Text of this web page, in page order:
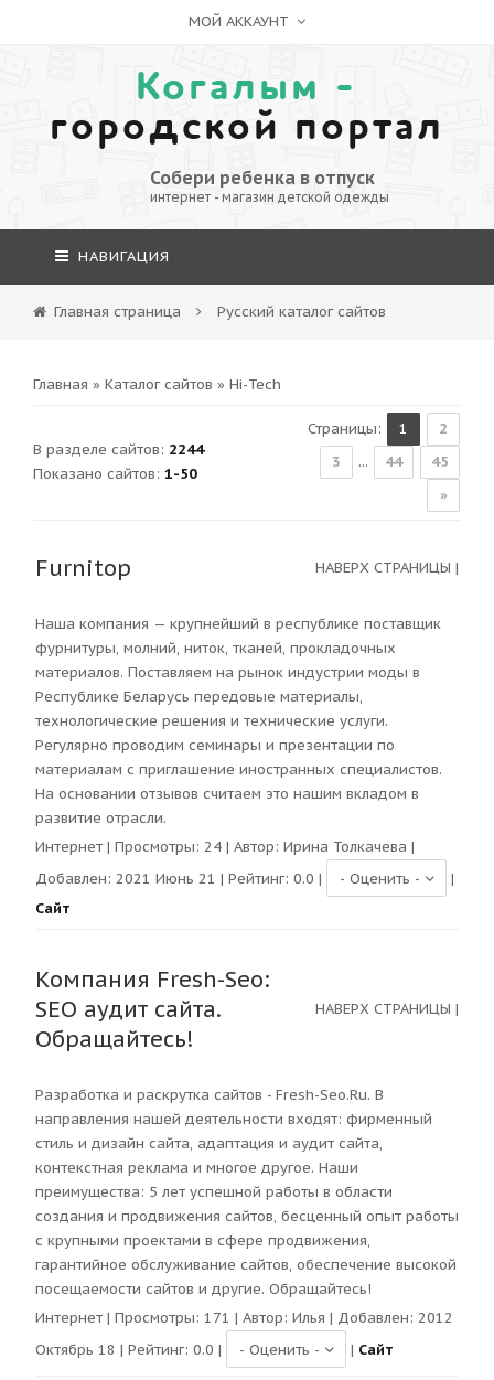
МОЙ АККАУНТ
Когалым -
городской портал
Собери ребенка в отпуск
интернет - магазин детской одежды
НАВИГАЦИЯ
Главная страница Русский каталог сайтов
Главная » Каталог сайтов » Hi-Tech
В разделе сайтов: 2244
Показано сайтов: 1-50
Страницы: 1
2
3
... 44
45
»
Furnitop НАВЕРХ СТРАНИЦЫ |
Наша компания — крупнейший в республике поставщик
фурнитуры, молний, ниток, тканей, прокладочных
материалов. Поставляем на рынок индустрии моды в
Республике Беларусь передовые материалы,
технологические решения и технические услуги.
Регулярно проводим семинары и презентации по
материалам с приглашение иностранных специалистов.
На основании отзывов считаем это нашим вкладом в
развитие отрасли.
Интернет | Просмотры: 24 | Автор: Ирина Толкачева |
Добавлен: 2021 Июнь 21 | Рейтинг: 0.0 |
|
Сайт
Компания Fresh-Seo:
SEO аудит сайта.
Обращайтесь!
НАВЕРХ СТРАНИЦЫ |
Разработка и раскрутка сайтов - Fresh-Seo.Ru. В
направления нашей деятельности входят: фирменный
стиль и дизайн сайта, адаптация и аудит сайта,
контекстная реклама и многое другое. Наши
преимущества: 5 лет успешной работы в области
создания и продвижения сайтов, бесценный опыт работы
с крупными проектами в сфере продвижения,
гарантийное обслуживание сайтов, обеспечение высокой
посещаемости сайтов и другие. Обращайтесь!
Интернет | Просмотры: 171 | Автор: Илья | Добавлен: 2012
Октябрь 18 | Рейтинг: 0.0 | | Сайт